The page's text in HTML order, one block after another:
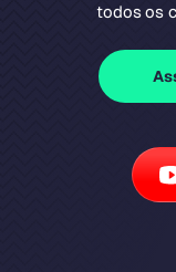
todos os